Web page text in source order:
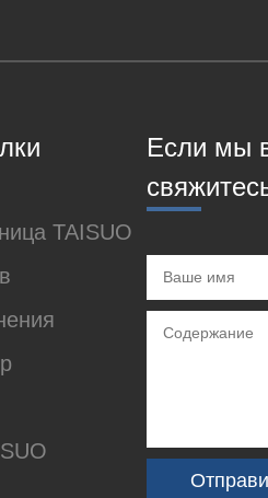
TAISUO
Если мы